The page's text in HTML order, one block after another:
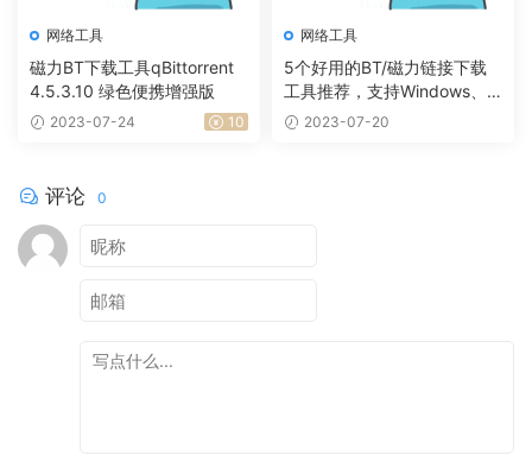
网络工具
磁力BT下载工具qBittorrent
4.5.3.10 绿色便携增强版
2023-07-24 10
网络工具
5个好用的BT/磁力链接下载
工具推荐，支持Windows、
安卓系统
2023-07-20
评论 0